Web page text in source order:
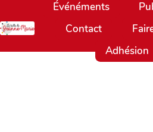
Aller au contenu principal
Événéments
Contact
Adhésion